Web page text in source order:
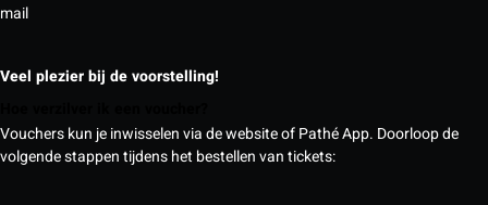
mail
Veel plezier bij de voorstelling!
Vouchers kun je inwisselen via de website of Pathé App. Doorloop de
volgende stappen tijdens het bestellen van tickets: